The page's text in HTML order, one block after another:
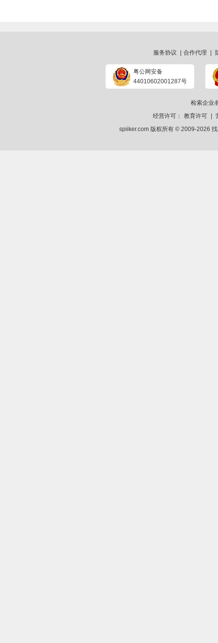
服务协议 合作代理
粤公网安备
44010602001287号
检索企业
经营许可：
教育许可
spiiker.com 版权所有 © 2009-2026